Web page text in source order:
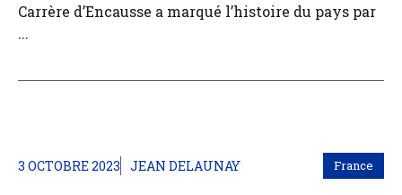
Carrère d’Encausse a marqué l’histoire du pays par
...
3 OCTOBRE 2023 JEAN DELAUNAY France